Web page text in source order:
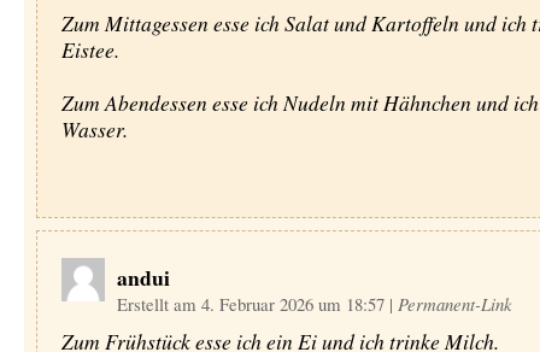
Zum Mittagessen esse ich Salat und Kartoffeln und ich
Eistee.
Zum Abendessen esse ich Nudeln mit Hähnchen und
Wasser.
andui
Erstellt am 4. Februar 2026 um 18:57 | Permanent-Link
Zum Frühstück esse ich ein Ei und ich trinke Milch.